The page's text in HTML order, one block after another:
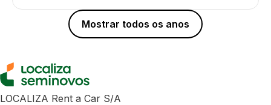
Mostrar todos os anos
LOCALIZA Rent a Car S/A